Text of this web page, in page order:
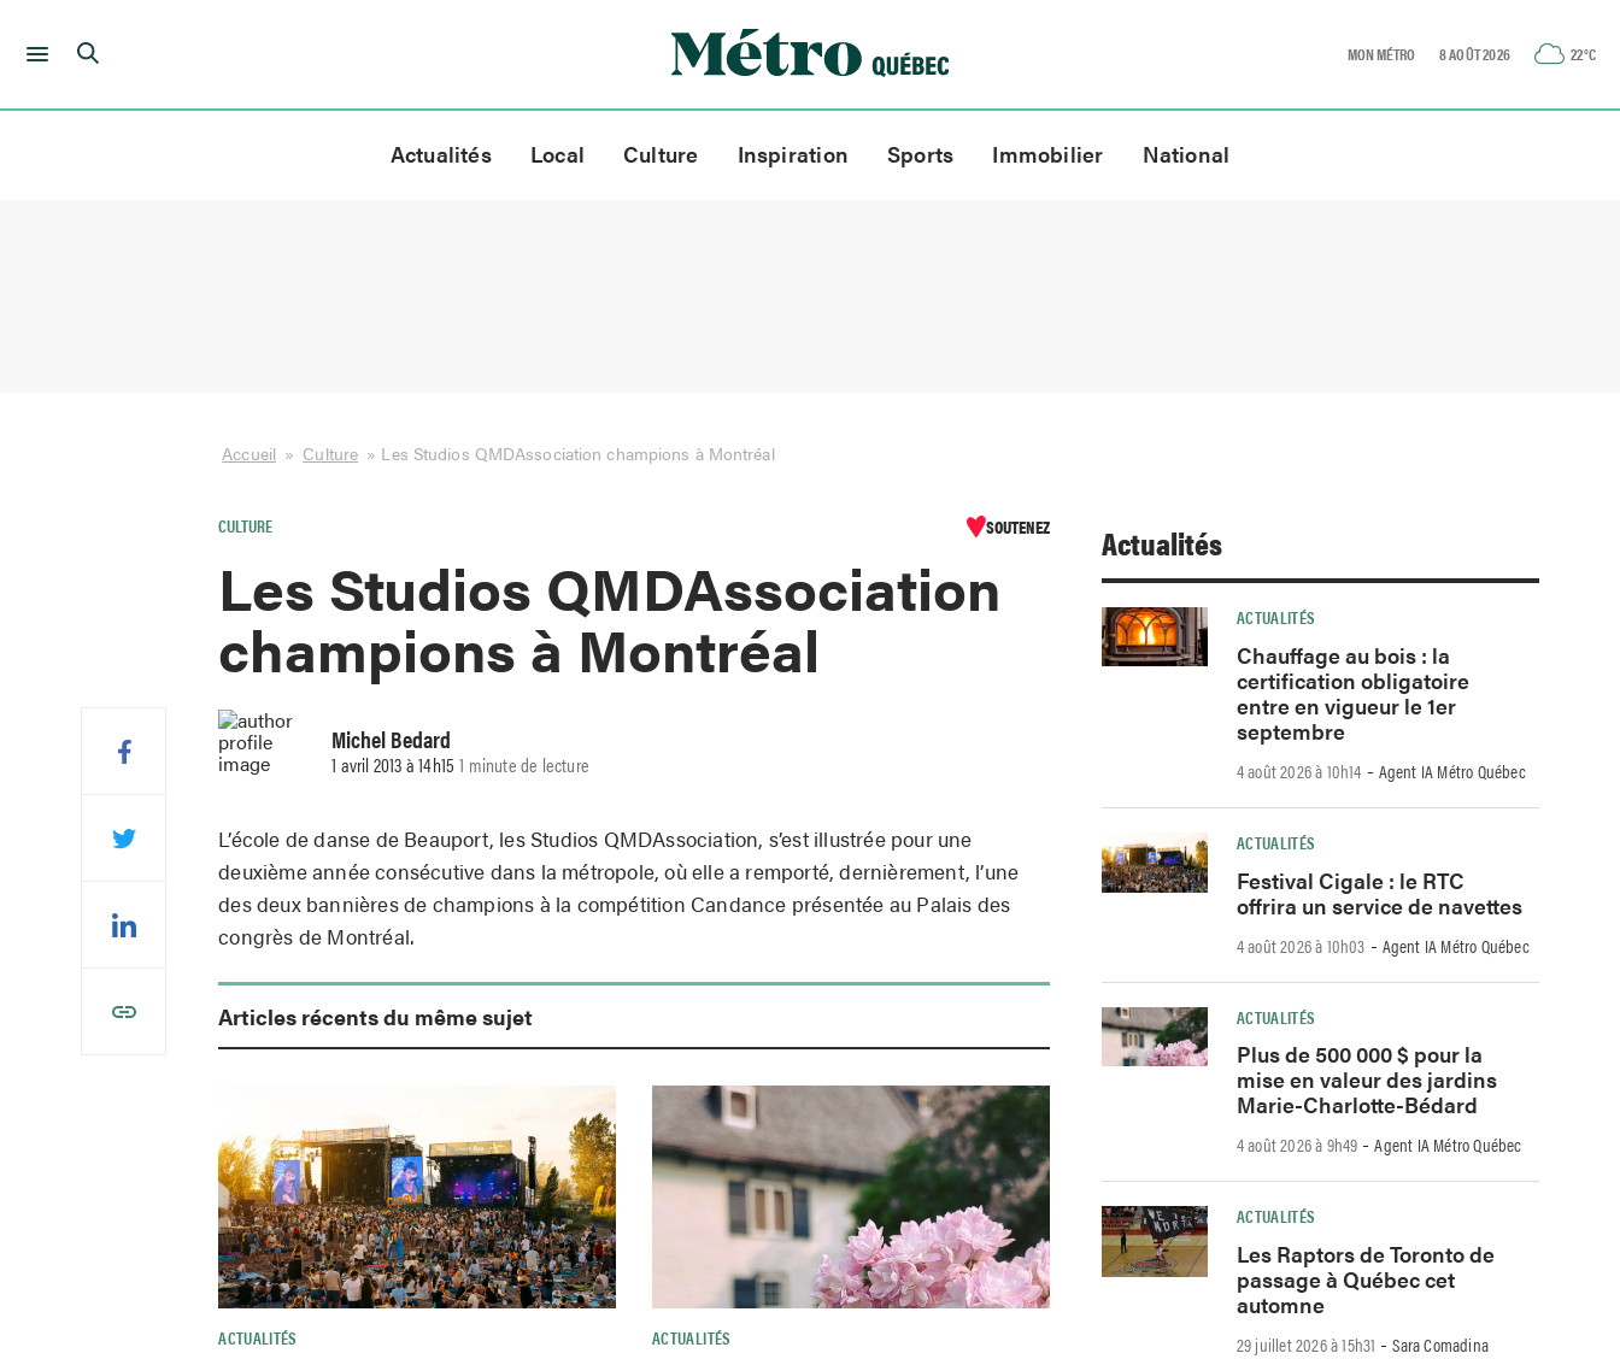
Skip
MON MÉTRO 8 AOÛT 2026 22°C
Actualités Local Culture Inspiration Sports Immobilier National
Accueil » Culture » Les Studios QMDAssociation champions à Montréal
CULTURE SOUTENEZ
Les Studios QMDAssociation
champions à Montréal
Michel Bedard
1 avril 2013 à 14h15 1 minute de lecture
L’école de danse de Beauport, les Studios QMDAssociation, s’est illustrée pour une
deuxième année consécutive dans la métropole, où elle a remporté, dernièrement, l’une
des deux bannières de champions à la compétition Candance présentée au Palais des
congrès de Montréal.
Articles récents du même sujet
ACTUALITÉS ACTUALITÉS
Actualités
ACTUALITÉS
Chauffage au bois : la
certification obligatoire
entre en vigueur le 1er
septembre
4 août 2026 à 10h14 -Agent IA Métro Québec
ACTUALITÉS
Festival Cigale : le RTC
offrira un service de navettes
4 août 2026 à 10h03 -Agent IA Métro Québec
ACTUALITÉS
Plus de 500 000 $ pour la
mise en valeur des jardins
Marie-Charlotte-Bédard
4 août 2026 à 9h49 -Agent IA Métro Québec
ACTUALITÉS
Les Raptors de Toronto de
passage à Québec cet
automne
29 juillet 2026 à 15h31 -Sara Comadina